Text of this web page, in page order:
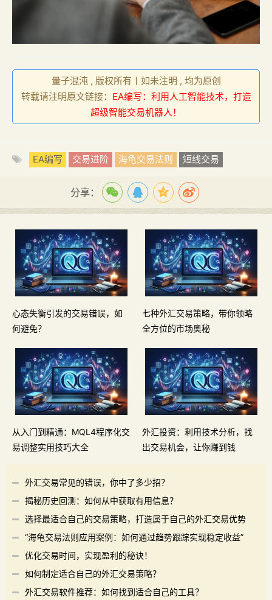
量子混沌 , 版权所有丨如未注明 , 均为原创
转载请注明原文链接： EA编写：利用人工智能技术，打造
超级智能交易机器人！
EA编写 交易进阶 海龟交易法则 短线交易
分享：
心态失衡引发的交易错误，如
何避免？
七种外汇交易策略，带你领略
全方位的市场奥秘
从入门到精通：MQL4程序化交
易调整实用技巧大全
外汇投资：利用技术分析，找
出交易机会，让你赚到钱
外汇交易常见的错误，你中了多少招？
揭秘历史回测：如何从中获取有用信息？
选择最适合自己的交易策略，打造属于自己的外汇交易优势
“海龟交易法则应用案例：如何通过趋势跟踪实现稳定收益”
优化交易时间，实现盈利的秘诀！
如何制定适合自己的外汇交易策略？
外汇交易软件推荐：如何找到适合自己的工具？